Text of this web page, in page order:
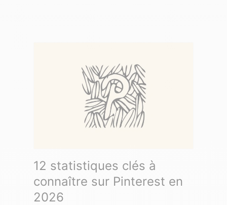
12 statistiques clés à
connaître sur Pinterest en
2026